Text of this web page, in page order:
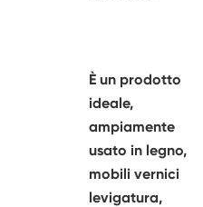
È un prodotto
ideale,
ampiamente
usato in legno,
mobili vernici
levigatura,